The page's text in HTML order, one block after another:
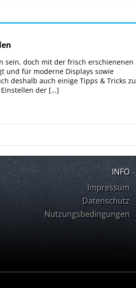
sein, doch mit der frisch erschienenen
und für moderne Displays sowie
deshalb auch einige Tipps & Tricks zu
der […]
INFO
Impressum
Datenschutz
Nutzungsbedingungen